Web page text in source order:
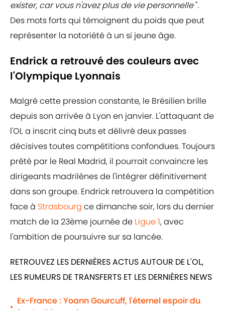
exister, car vous n'avez plus de vie personnelle".
Des mots forts qui témoignent du poids que peut
représenter la notoriété à un si jeune âge.
Endrick a retrouvé des couleurs avec
l'Olympique Lyonnais
Malgré cette pression constante, le Brésilien brille
depuis son arrivée à Lyon en janvier. L'attaquant de
l'OL a inscrit cinq buts et délivré deux passes
décisives toutes compétitions confondues. Toujours
prêté par le Real Madrid, il pourrait convaincre les
dirigeants madrilènes de l'intégrer définitivement
dans son groupe. Endrick retrouvera la compétition
face à Strasbourg ce dimanche soir, lors du dernier
match de la 23ème journée de Ligue 1, avec
l'ambition de poursuivre sur sa lancée.
RETROUVEZ LES DERNIÈRES ACTUS AUTOUR DE L'OL,
LES RUMEURS DE TRANSFERTS ET LES DERNIÈRES NEWS
•
Ex-France : Yoann Gourcuff, l'éternel espoir du